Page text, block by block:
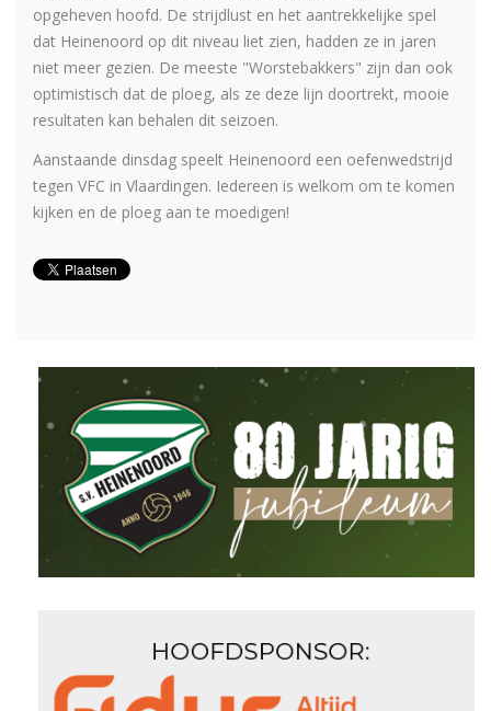
opgeheven hoofd. De strijdlust en het aantrekkelijke spel
dat Heinenoord op dit niveau liet zien, hadden ze in jaren
niet meer gezien. De meeste "Worstebakkers" zijn dan ook
optimistisch dat de ploeg, als ze deze lijn doortrekt, mooie
resultaten kan behalen dit seizoen.
Aanstaande dinsdag speelt Heinenoord een oefenwedstrijd
tegen VFC in Vlaardingen. Iedereen is welkom om te komen
kijken en de ploeg aan te moedigen!